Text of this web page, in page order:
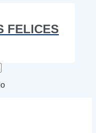
FELICES